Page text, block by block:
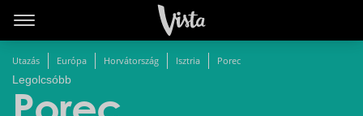
Utazás Európa Horvátország Isztria Porec
Legolcsóbb